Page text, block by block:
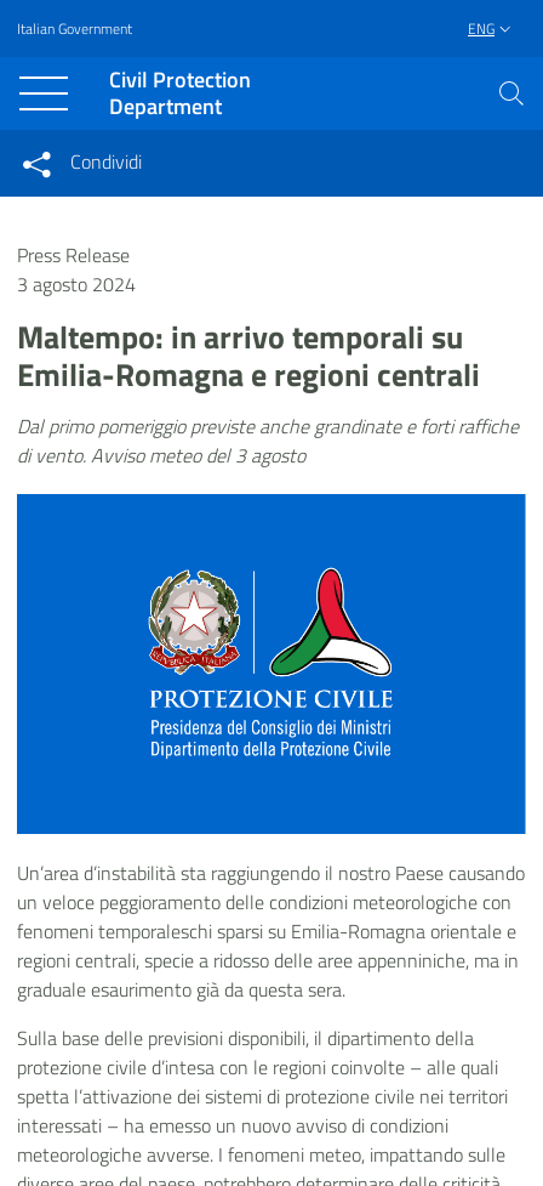
Vai al contenuto principale
Raggiungi il piè di pagina
Italian Government ENG
Civil Protection
Department
Condividi su Facebook
Condividi
Condividi sui social network
Press Release
3 agosto 2024
Maltempo: in arrivo temporali su
Emilia-Romagna e regioni centrali
Dal primo pomeriggio previste anche grandinate e forti raffiche
di vento. Avviso meteo del 3 agosto
Un’area d’instabilità sta raggiungendo il nostro Paese causando
un veloce peggioramento delle condizioni meteorologiche con
fenomeni temporaleschi sparsi su Emilia-Romagna orientale e
regioni centrali, specie a ridosso delle aree appenniniche, ma in
graduale esaurimento già da questa sera.
Sulla base delle previsioni disponibili, il dipartimento della
protezione civile d’intesa con le regioni coinvolte – alle quali
spetta l’attivazione dei sistemi di protezione civile nei territori
interessati – ha emesso un nuovo avviso di condizioni
meteorologiche avverse. I fenomeni meteo, impattando sulle